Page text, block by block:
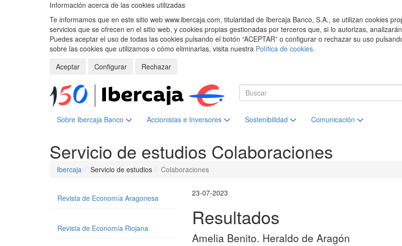
Información acerca de las cookies utilizadas
Te informamos que en este sitio web www.ibercaja.com, titularidad de Ibercaja Banco, S.A., se utilizan cookies
servicios que se ofrecen en el sitio web, y cookies propias gestionadas por terceros que, si lo autorizas,
Puedes aceptar el uso de todas las cookies pulsando el botón “ACEPTAR” o configurar o rechazar su uso
sobre las cookies que utilizamos o cómo eliminarlas, visita nuestra Política de cookies.
Aceptar
Configurar
Rechazar
Sobre Ibercaja Banco Accionistas e Inversores Sostenibilidad Comunicación
Servicio de estudios Colaboraciones
Ibercaja Servicio de estudios Colaboraciones
23-07-2023
Resultados
Amelia Benito. Heraldo de Aragón
Revista de Economía Aragonesa
Revista de Economía Riojana